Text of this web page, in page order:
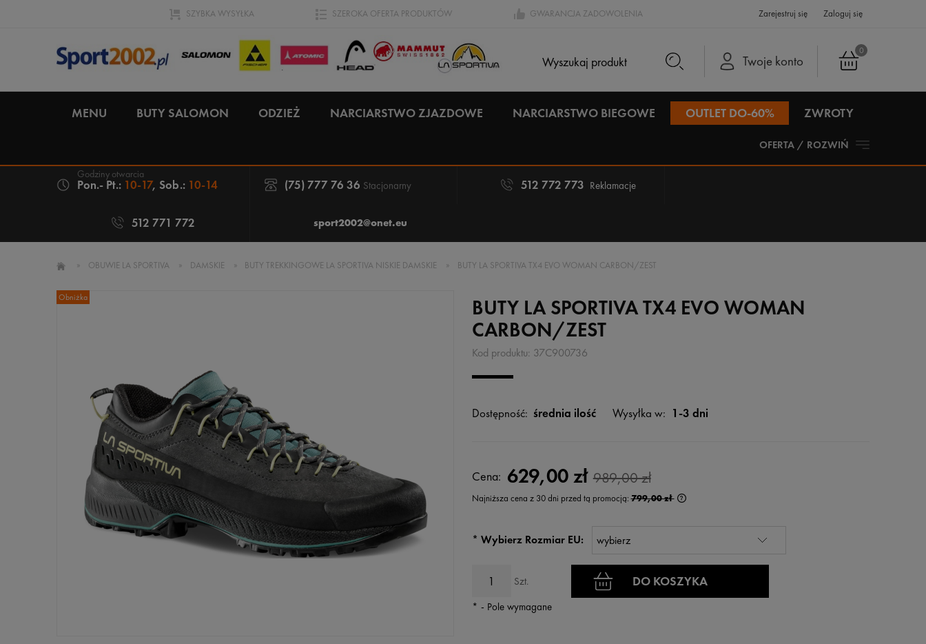
SZYBKA WYSYŁKA SZEROKA OFERTA PRODUKTÓW GWARANCJA ZADOWOLENIA Zarejestruj się Zaloguj się
0
Twoje konto
MENU BUTY SALOMON ODZIEŻ NARCIARSTWO ZJAZDOWE NARCIARSTWO BIEGOWE OUTLET DO-60% ZWROTY
OFERTA / ROZWIŃ
Pon.- Pt.: 10-17, Sob.: 10-14 (75) 777 76 36 Stacjonarny 512 772 773 Reklamacje
512 771 772 sport2002@onet.eu
» OBUWIE LA SPORTIVA » DAMSKIE » BUTY TREKKINGOWE LA SPORTIVA NISKIE DAMSKIE » BUTY LA SPORTIVA TX4 EVO WOMAN CARBON/ZEST
Obniżka
BUTY LA SPORTIVA TX4 EVO WOMAN
CARBON/ZEST
Kod produktu: 37C900736
Dostępność: średnia ilość Wysyłka w: 1-3 dni
Cena: 629,00 zł 989,00 zł
Najniższa cena z 30 dni przed tą promocją:799,00 zł
wyświetlana jest najniższa cena od momentu,
* Wybierz Rozmiar EU:
Szt. DO KOSZYKA
* - Pole wymagane